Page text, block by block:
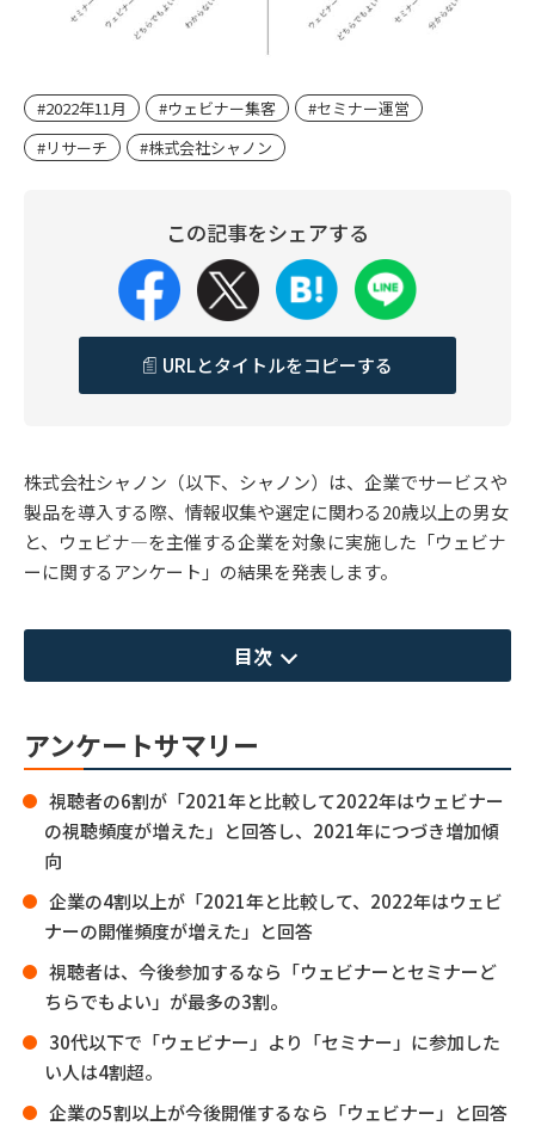
#2022年11月 #ウェビナー集客
#セミナー運営
#リサーチ
#株式会社シャノン
この記事をシェアする
URLとタイトルをコピーする
株式会社シャノン（以下、シャノン）は、企業でサービスや
製品を導入する際、情報収集や選定に関わる20歳以上の男女
と、ウェビナ―を主催する企業を対象に実施した「ウェビナ
ーに関するアンケート」の結果を発表します。
目次
アンケートサマリー
視聴者の6割が「2021年と比較して2022年はウェビナー
の視聴頻度が増えた」と回答し、2021年につづき増加傾
向
企業の4割以上が「2021年と比較して、2022年はウェビ
ナーの開催頻度が増えた」と回答
視聴者は、今後参加するなら「ウェビナーとセミナーど
ちらでもよい」が最多の3割。
30代以下で「ウェビナー」より「セミナー」に参加した
い人は4割超。
企業の5割以上が今後開催するなら「ウェビナー」と回答